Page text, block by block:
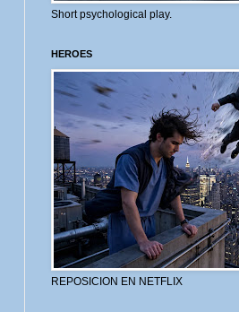
Short psychological play.
HEROES
REPOSICION EN NETFLIX